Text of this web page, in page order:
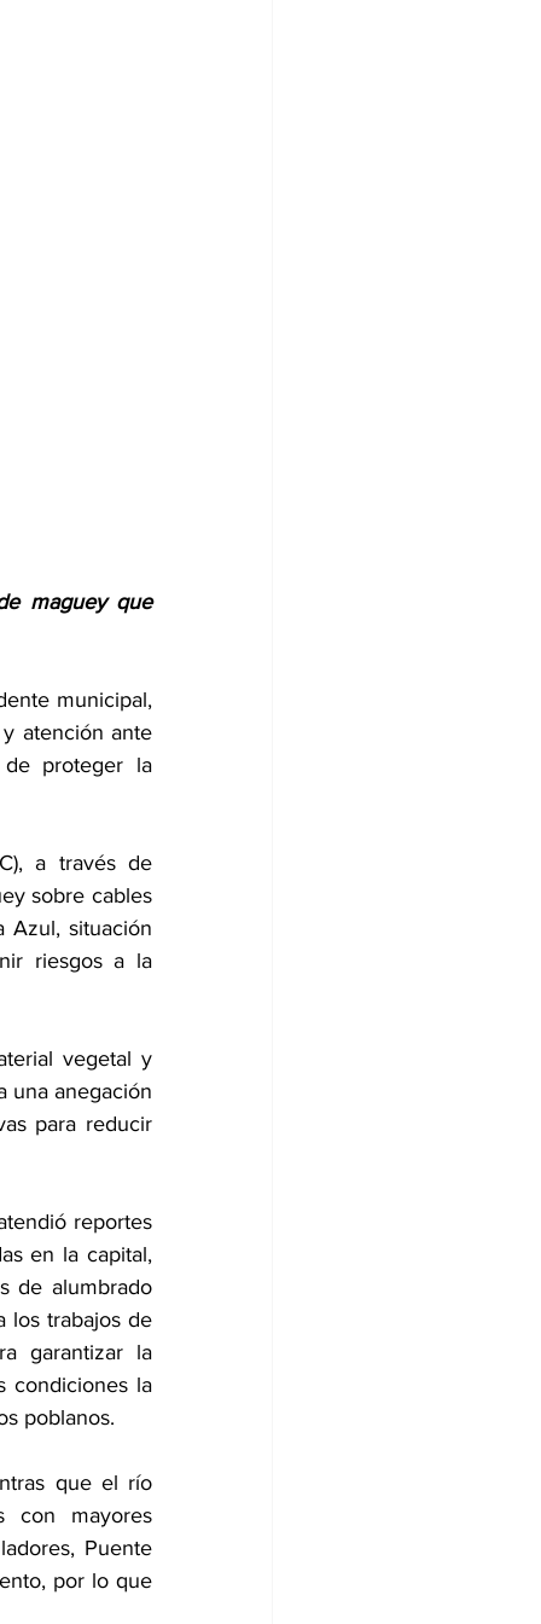
maguey que
municipal,
atención ante
de proteger la
a través de
sobre cables
Azul, situación
riesgos a la
vegetal y
una anegación
para reducir
reportes
en la capital,
de alumbrado
los trabajos de
garantizar la
condiciones la
poblanos.
que el río
con mayores
Puente
por lo que